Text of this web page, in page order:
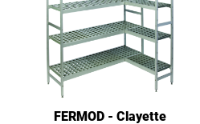
FERMOD - Clayette